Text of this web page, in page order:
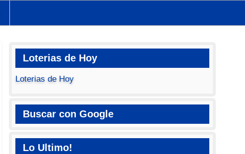
Loterias de Hoy
Loterias de Hoy
Buscar con Google
Lo Ultimo!